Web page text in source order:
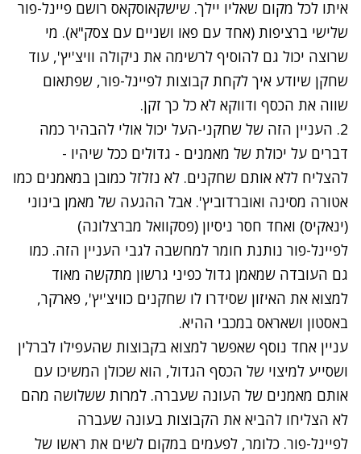
איתו לכל מקום שאליו יילך. שישקאוסקאס רושם פיינל-פור
שלישי ברציפות (אחד עם פאו ושניים עם צסק"א). מי
שרוצה יכול גם להוסיף לרשימה את ניקולה וויצ'יץ', עוד
שחקן שיודע איך לקחת קבוצות לפיינל-פור, שפתאום
שווה את הכסף ודווקא לא כל כך זקן.
2. העניין הזה של שחקני-העל יכול אולי להבהיר כמה
דברים על יכולת של מאמנים - גדולים ככל שיהיו -
להצליח ללא אותם שחקנים. לא נזלזל כמובן במאמנים כמו
אטורה מסינה ואוברדוביץ'. אבל ההגעה של מאמן בינוני
(ינאקיס) ואחד חסר ניסיון (פסקוואל מברצלונה)
לפיינל-פור נותנת חומר למחשבה לגבי העניין הזה. כמו
גם העובדה שמאמן גדול כפיני גרשון מתקשה מאוד
למצוא את האיזון שסידרו לו שחקנים כוויצ'יץ', פארקר,
באסטון ושאראס במכבי ההיא.
עניין אחד נוסף שאפשר למצוא בקבוצות שהעפילו לברלין
ושסייע למיצוי של הכסף הגדול, הוא שכולן המשיכו עם
אותם מאמנים של העונה שעברה. למרות ששלושה מהם
לא הצליחו להביא את הקבוצות בעונה שעברה
לפיינל-פור. כלומר, לפעמים במקום לשים את ראשו של